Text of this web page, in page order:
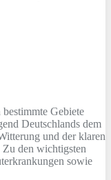
Gebiete
Deutschlands dem
und der klaren
den wichtigsten
sowie